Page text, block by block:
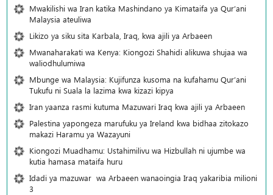
Mwakilishi wa Iran katika Mashindano ya Kimataifa ya Qur’ani
Malaysia ateuliwa
Likizo ya siku sita Karbala, Iraq, kwa ajili ya Arbaeen
Mwanaharakati wa Kenya: Kiongozi Shahidi alikuwa shujaa wa
waliodhulumiwa
Mbunge wa Malaysia: Kujifunza kusoma na kufahamu Qur’ani
Tukufu ni Suala la lazima kwa kizazi kipya
Iran yaanza rasmi kutuma Mazuwari Iraq kwa ajili ya Arbaeen
Palestina yapongeza marufuku ya Ireland kwa bidhaa zitokazo
makazi Haramu ya Wazayuni
Kiongozi Muadhamu: Ustahimilivu wa Hizbullah ni ujumbe wa
kutia hamasa mataifa huru
Idadi ya mazuwar wa Arbaeen wanaoingia Iraq yakaribia milioni
3